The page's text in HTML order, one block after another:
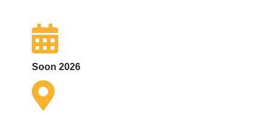
Soon 2026